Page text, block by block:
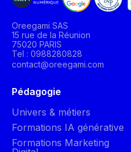
Oreegami SAS
15 rue de la Réunion
75020 PARIS
Tel : 0988280828
contact@oreegami.com
Pédagogie
Univers & métiers
Formations IA générative
Formations Marketing